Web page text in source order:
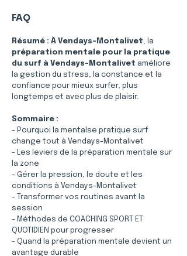
FAQ
Résumé : À Vendays-Montalivet, la
préparation mentale pour la pratique
du surf à Vendays-Montalivet améliore
la gestion du stress, la constance et la
confiance pour mieux surfer, plus
longtemps et avec plus de plaisir.
Sommaire :
- Pourquoi la mentalse pratique surf
change tout à Vendays-Montalivet
- Les leviers de la préparation mentale sur
la zone
- Gérer la pression, le doute et les
conditions à Vendays-Montalivet
- Transformer vos routines avant la
session
- Méthodes de COACHING SPORT ET
QUOTIDIEN pour progresser
- Quand la préparation mentale devient un
avantage durable